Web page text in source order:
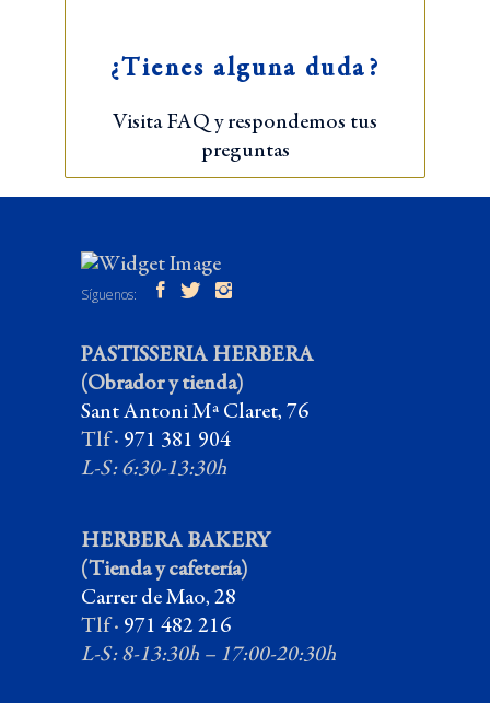
¿Tienes alguna duda?
Visita FAQ y respondemos tus
preguntas
Síguenos:
PASTISSERIA HERBERA
(Obrador y tienda)
Sant Antoni Mª Claret, 76
Tlf · 971 381 904
L-S: 6:30-13:30h
HERBERA BAKERY
(Tienda y cafetería)
Carrer de Mao, 28
Tlf · 971 482 216
L-S: 8-13:30h – 17:00-20:30h